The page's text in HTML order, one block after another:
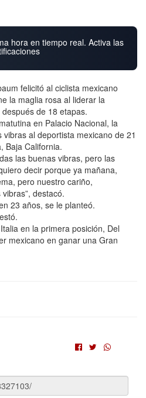
hora en tiempo real. Activa las
felicitó al ciclista mexicano
la maglia rosa al liderar la
de 18 etapas.
en Palacio Nacional, la
al deportista mexicano de 21
Baja California.
las buenas vibras, pero las
decir porque ya mañana,
pero nuestro cariño,
destacó.
23 años, se le planteó.
en la primera posición, Del
mexicano en ganar una Gran